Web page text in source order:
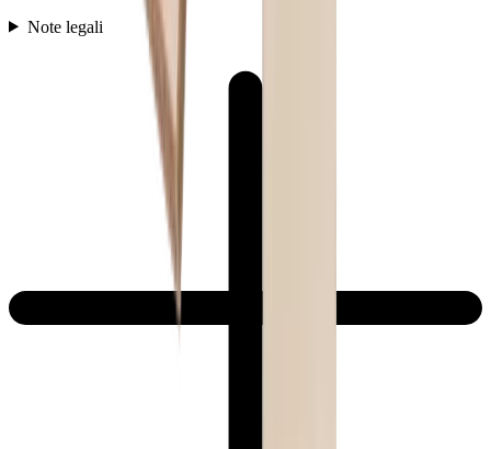
Note legali